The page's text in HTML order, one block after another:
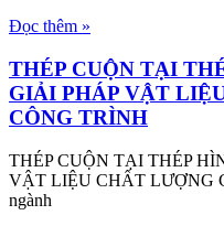
Đọc thêm »
THÉP CUỘN TẠI
GIẢI PHÁP VẬT
CÔNG TRÌNH
THÉP CUỘN TẠI THÉP
VẬT LIỆU CHẤT LƯỢNG
ngành